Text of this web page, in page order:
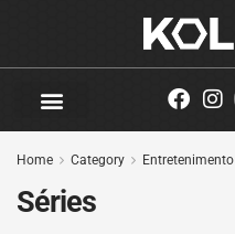
Home Category Entretenimento
Séries